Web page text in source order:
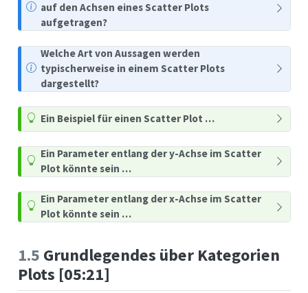
auf den Achsen eines Scatter Plots
aufgetragen?
Welche Art von Aussagen werden
typischerweise in einem Scatter Plots
dargestellt?
Ein Beispiel für einen Scatter Plot …
Ein Parameter entlang der y-Achse im Scatter
Plot könnte sein …
Ein Parameter entlang der x-Achse im Scatter
Plot könnte sein …
1.5 Grundlegendes über Kategorien
Plots [05:21]